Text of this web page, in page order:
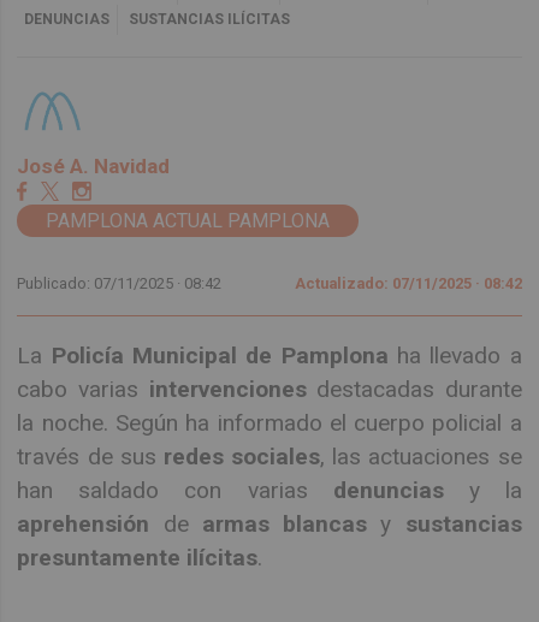
DENUNCIAS
SUSTANCIAS ILÍCITAS
José A. Navidad
PAMPLONA ACTUAL PAMPLONA
Publicado: 07/11/2025 · 08:42 Actualizado: 07/11/2025 · 08:42
La Policía Municipal de Pamplona ha llevado a
cabo varias intervencionesdestacadas durante
la noche. Según ha informado el cuerpo policial a
través de sus redes sociales, las actuaciones se
han saldado con varias denunciasy la
aprehensión de armas blancas y sustancias
presuntamente ilícitas.